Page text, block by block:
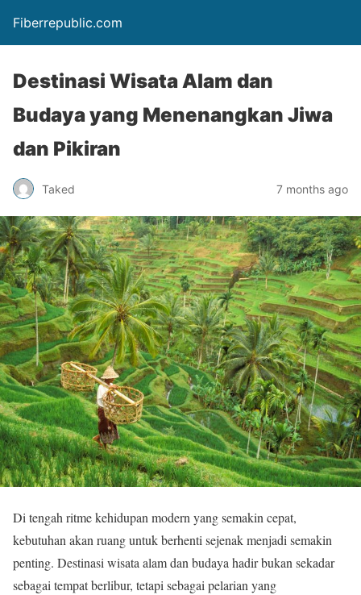
Fiberrepublic.com
Destinasi Wisata Alam dan
Budaya yang Menenangkan Jiwa
dan Pikiran
Taked 7 months ago
Di tengah ritme kehidupan modern yang semakin cepat,
kebutuhan akan ruang untuk berhenti sejenak menjadi semakin
penting. Destinasi wisata alam dan budaya hadir bukan sekadar
sebagai tempat berlibur, tetapi sebagai pelarian yang